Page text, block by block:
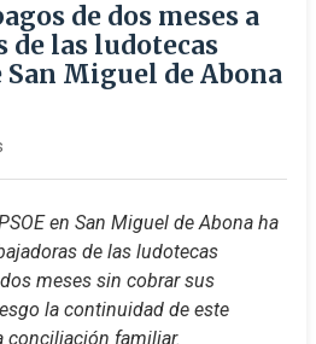
de dos meses a
de las ludotecas
Miguel de Abona
en San Miguel de Abona ha
de las ludotecas
meses sin cobrar sus
la continuidad de este
conciliación familiar.